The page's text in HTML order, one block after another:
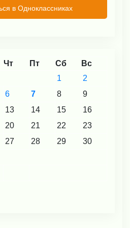
в Одноклассниках
Чт Пт Сб Вс
1
2
6 7 8
9
13 14 15
16
20 21 22
23
27 28 29
30